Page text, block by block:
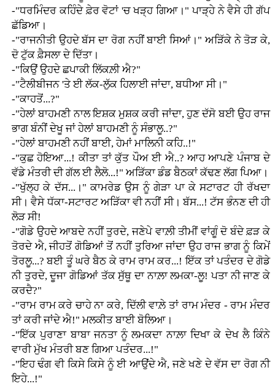
-"ਧਰਮਿੰਦਰ ਕਹਿੰਦੇ ਫ਼ੇਰ ਵੋਟਾਂ 'ਚ ਖੜ੍ਹ ਗਿਆ।" ਪਾੜ੍ਹੇ ਨੇ ਵੈਸੇ ਹੀ ਗੱਪ
ਛੱਡਿਆ।
-"ਰਾਜਨੀਤੀ ਉਹਦੇ ਬੱਸ ਦਾ ਰੋਗ ਨਹੀਂ ਬਾਈ ਸਿਆਂ।" ਅੜਿੱਕੇ ਨੇ ਤੋੜ ਕੇ,
ਦੋ ਟੁੱਕ ਫ਼ੈਸਲਾ ਦੇ ਦਿੱਤਾ।
-"ਕਿਉਂ ਉਹਦੇ ਛਪਾਕੀ ਲਿੱਕਲ਼ੀ ਐ?"
-"ਟੈਲੀਬੀਜਨ 'ਤੇ ਈ ਲੱਕ-ਲੁੱਕ ਹਿਲਾਈ ਜਾਂਦਾ, ਬਧੀਆ ਸੀ।"
-"ਕਾਹਤੋਂ...?"
-"ਹੇਲਾਂ ਬਾਹਮਣੀ ਨਾਲ ਇਸ਼ਕ ਮੁਸ਼ਕ ਕਰੀ ਜਾਂਦਾ, ਹੁਣ ਦੱਸੋ ਬਈ ਉਹ ਰਾਜ
ਭਾਗ ਬੰਨੀਂ ਦੇਖੂ ਜਾਂ ਹੇਲਾਂ ਬਾਹਮਣੀ ਨੂੰ ਸੰਭਾਲੂ..?"
-"ਹੇਲਾਂ ਬਾਹਮਣੀ ਨਹੀਂ ਬਾਈ, ਹੇਮਾਂ ਮਾਲਿਨੀ ਕਹਿ..!"
-"ਕੁਛ ਹੋਇਆ...! ਕੀਤਾ ਤਾਂ ਕੁੱਤ ਪੌਅ ਈ ਐ..? ਆਹ ਆਪਣੇ ਪੰਜਾਬ ਦੇ
ਵੱਡੇ ਮੰਤਰੀ ਦੀ ਗੱਲ ਈ ਲੈਲੋ...!" ਅੜਿੱਕਾ ਡੰਡ ਬੈਠਕਾਂ ਕੱਢਣ ਲੱਗ ਪਿਆ।
-"ਖੁੱਲ੍ਹ ਕੇ ਦੱਸ...।" ਕਾਮਰੇਡ ਉਸ ਨੂੰ ਗੇੜਾ ਪਾ ਕੇ ਸਟਾਰਟ ਹੀ ਰੱਖਦਾ
ਸੀ। ਵੈਸੇ ਧੱਕਾ-ਸਟਾਰਟ ਅੜਿੱਕਾ ਵੀ ਨਹੀਂ ਸੀ। ਬੱਸ...! ਟੱਸ ਭੰਨਣ ਦੀ ਹੀ
ਲੋੜ ਸੀ!
-"ਗੋਡੇ ਉਹਦੇ ਆਬਦੇ ਨਹੀਂ ਤੁਰਦੇ, ਜਣੇਪੇ ਵਾਲ਼ੀ ਤੀਮੀਂ ਵਾਂਗੂੰ ਦੋ ਬੰਦੇ ਫ਼ੜ ਕੇ
ਤੋਰਦੇ ਐ, ਜੀਹਤੋਂ ਗੋਡਿਆਂ ਤੋਂ ਨਹੀਂ ਤੁਰਿਆ ਜਾਂਦਾ ਉਹ ਰਾਜ ਭਾਗ ਨੂੰ ਕਿਮੇਂ
ਤੋਰਲੂ...? ਬਈ ਤੂੰ ਘਰੇ ਬੈਠ ਕੇ ਰਾਮ ਰਾਮ ਕਰ...! ਇੱਕ ਤਾਂ ਪਤੰਦਰ ਦੇ ਗੋਡੇ
ਨੀ ਤੁਰਦੇ, ਦੂਜਾ ਗੋਡਿਆਂ ਤੱਕ ਸੁੱਥੂ ਦਾ ਨਾਲ਼ਾ ਲਮਕਾ-ਲੂ! ਪਤਾ ਨੀ ਜਾਣ ਕੇ
ਕਰਦੈ?"
-"ਰਾਮ ਰਾਮ ਕਰੇ ਚਾਹੇ ਨਾ ਕਰੇ, ਦਿੱਲੀ ਵਾਲ਼ੇ ਤਾਂ ਰਾਮ ਮੰਦਰ - ਰਾਮ ਮੰਦਰ
ਤਾਂ ਕਰੀ ਜਾਂਦੇ ਐ!" ਮਲਕੀਤ ਬਾਈ ਬੋਲਿਆ।
-"ਇੱਕ ਪੁਰਾਣਾ ਬਾਬਾ ਜਨਤਾ ਨੂੰ ਲਮਕਦਾ ਨਾਲ਼ਾ ਦਿਖਾ ਕੇ ਦੇਖ ਲੈ ਕਿੰਨੇ
ਵਾਰੀ ਮੁੱਖ ਮੰਤਰੀ ਬਣ ਗਿਆ ਪਤੰਦਰ...!"
-"ਇਹ ਢੰਗ ਵੀ ਕਿਸੇ ਕਿਸੇ ਨੂੰ ਈ ਆਉਂਦੇ ਐ, ਜਣੇ ਖਣੇ ਦੇ ਵੱਸ ਦਾ ਰੋਗ ਨੀ
ਇਹੇ...!"